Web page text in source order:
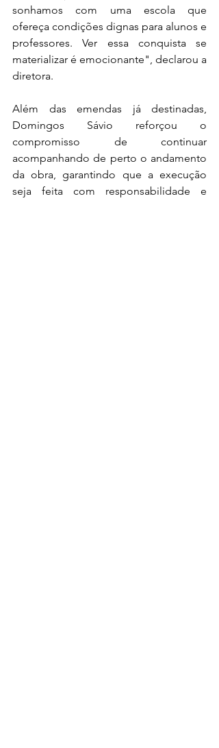
sonhamos com uma escola que
ofereça condições dignas para alunos e
professores. Ver essa conquista se
materializar é emocionante", declarou a
diretora.
Além das emendas já destinadas,
Domingos Sávio reforçou o
compromisso de continuar
acompanhando de perto o andamento
da obra, garantindo que a execução
seja feita com responsabilidade e